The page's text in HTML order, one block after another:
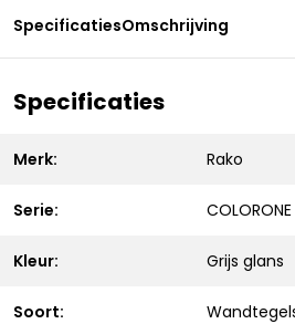
SpecificatiesOmschrijving
Specificaties
Merk: Rako
Serie: COLORONE
Kleur: Grijs glans
Soort: